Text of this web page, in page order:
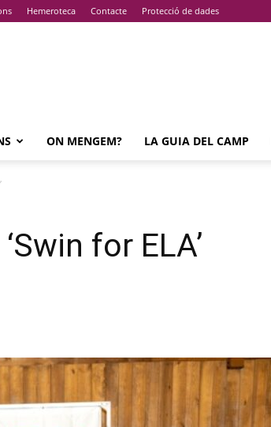
Hemeroteca Contacte Protecció de dades
ON MENGEM? LA GUIA DEL CAMP
for ELA’